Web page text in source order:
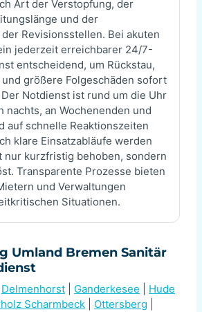
Art der Verstopfung, der
und der
Revisionsstellen. Bei akuten
jederzeit erreichbarer 24/7-
entscheidend, um Rückstau,
größere Folgeschäden sofort
Notdienst ist rund um die Uhr
nachts, an Wochenenden und
auf schnelle Reaktionszeiten
klare Einsatzabläufe werden
nur kurzfristig behoben, sondern
Transparente Prozesse bieten
und Verwaltungen
Situationen.
Umland Bremen Sanitär
Delmenhorst Ganderkesee
Hude
Scharmbeck Ottersberg